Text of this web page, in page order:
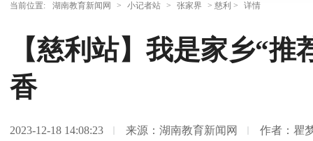
当前位置: 湖南教育新闻网 > 小记者站 > 张家界 > 慈利 > 详情
【慈利站】我是家乡“
香
2023-12-18 14:08:23 来源：湖南教育新闻网 作者：瞿